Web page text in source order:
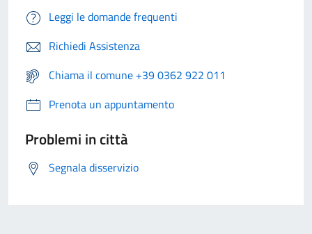
Leggi le domande frequenti
Richiedi Assistenza
Chiama il comune +39 0362 922 011
Prenota un appuntamento
Problemi in città
Segnala disservizio